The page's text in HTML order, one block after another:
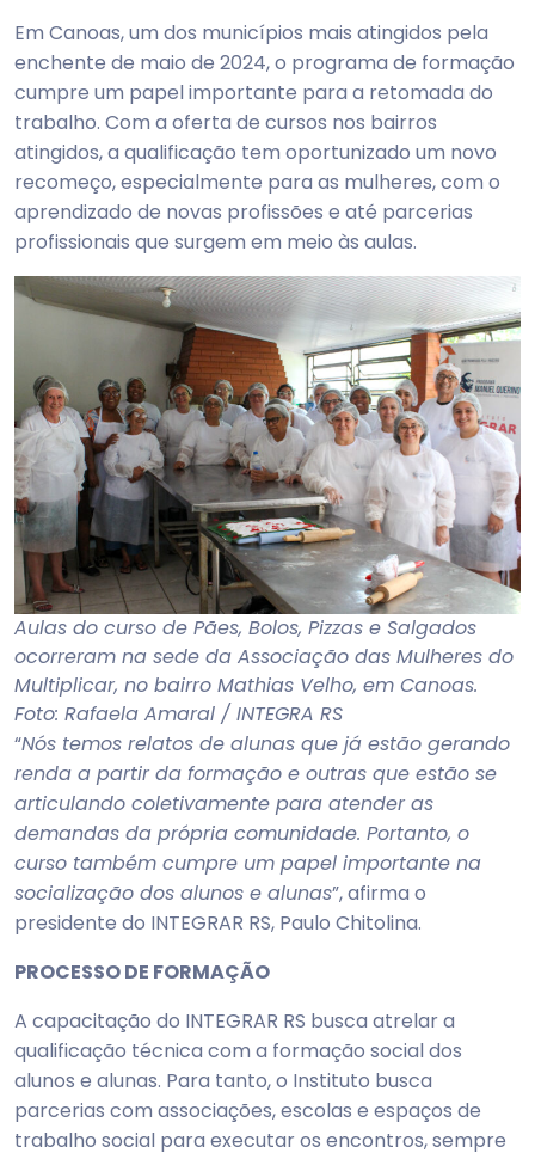
Em Canoas, um dos municípios mais atingidos pela
enchente de maio de 2024, o programa de formação
cumpre um papel importante para a retomada do
trabalho. Com a oferta de cursos nos bairros
atingidos, a qualificação tem oportunizado um novo
recomeço, especialmente para as mulheres, com o
aprendizado de novas profissões e até parcerias
profissionais que surgem em meio às aulas.
Aulas do curso de Pães, Bolos, Pizzas e Salgados
ocorreram na sede da Associação das Mulheres do
Multiplicar, no bairro Mathias Velho, em Canoas.
Foto: Rafaela Amaral / INTEGRA RS
“Nós temos relatos de alunas que já estão gerando
renda a partir da formação e outras que estão se
articulando coletivamente para atender as
demandas da própria comunidade. Portanto, o
curso também cumpre um papel importante na
socialização dos alunos e alunas”, afirma o
presidente do INTEGRAR RS, Paulo Chitolina.
PROCESSO DE FORMAÇÃO
A capacitação do INTEGRAR RS busca atrelar a
qualificação técnica com a formação social dos
alunos e alunas. Para tanto, o Instituto busca
parcerias com associações, escolas e espaços de
trabalho social para executar os encontros, sempre